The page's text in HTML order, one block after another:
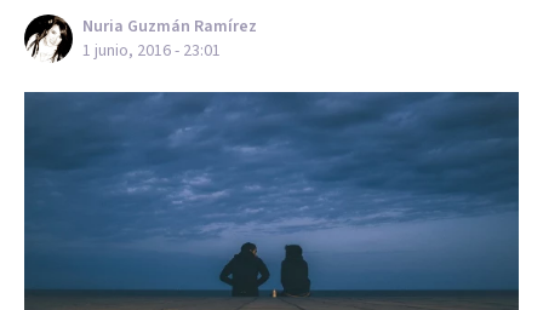
Nuria Guzmán Ramírez
1 junio, 2016 - 23:01